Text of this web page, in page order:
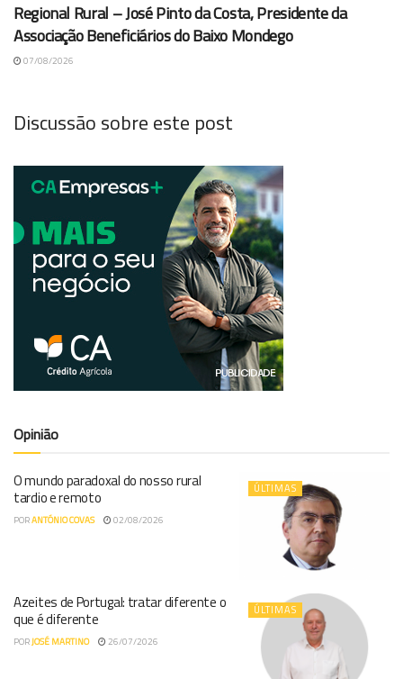
Regional Rural – José Pinto da Costa, Presidente da
Associação Beneficiários do Baixo Mondego
07/08/2026
Discussão sobre este post
Opinião
ÚLTIMAS
O mundo paradoxal do nosso rural
tardio e remoto
PORANTÓNIO COVAS 02/08/2026
ÚLTIMAS
Azeites de Portugal: tratar diferente o
que é diferente
PORJOSÉ MARTINO 26/07/2026